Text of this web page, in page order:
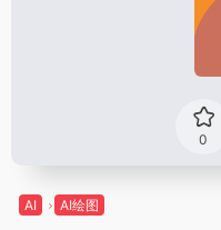
0
AI AI绘图